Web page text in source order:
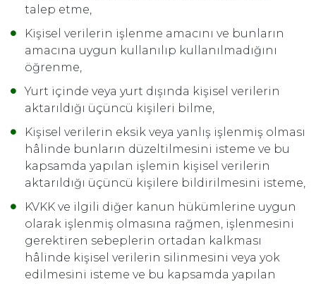
talep etme,
Kişisel verilerin işlenme amacını ve bunların
amacına uygun kullanılıp kullanılmadığını
öğrenme,
Yurt içinde veya yurt dışında kişisel verilerin
aktarıldığı üçüncü kişileri bilme,
Kişisel verilerin eksik veya yanlış işlenmiş olması
hâlinde bunların düzeltilmesini isteme ve bu
kapsamda yapılan işlemin kişisel verilerin
aktarıldığı üçüncü kişilere bildirilmesini isteme,
KVKK ve ilgili diğer kanun hükümlerine uygun
olarak işlenmiş olmasına rağmen, işlenmesini
gerektiren sebeplerin ortadan kalkması
hâlinde kişisel verilerin silinmesini veya yok
edilmesini isteme ve bu kapsamda yapılan